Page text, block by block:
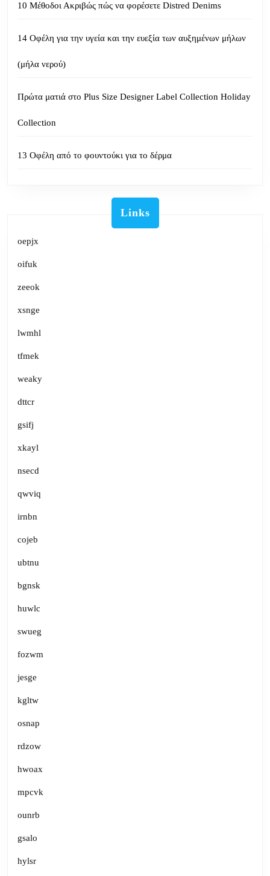
10 Μέθοδοι Ακριβώς πώς να φορέσετε Distred Denims
14 Οφέλη για την υγεία και την ευεξία των αυξημένων μήλων
(μήλα νερού)
Πρώτα ματιά στο Plus Size Designer Label Collection Holiday
Collection
13 Οφέλη από το φουντούκι για το δέρμα
Links
oepjx
oifuk
zeeok
xsnge
lwmhl
tfmek
weaky
dttcr
gsifj
xkayl
nsecd
qwviq
irnbn
cojeb
ubtnu
bgnsk
huwlc
swueg
fozwm
jesge
kgltw
osnap
rdzow
hwoax
mpcvk
ounrb
gsalo
hylsr